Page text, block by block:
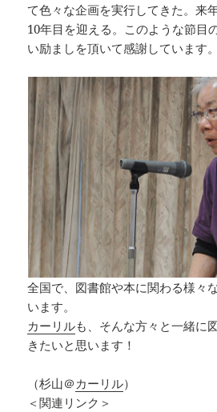
て色々な企画を実行してきた。来
10年目を迎える。このような節目
い励ましを頂いて感謝しています
全国で、図書館や本に関わる様々
います。
カーリルも、そんな方々と一緒に
きたいと思います！
（杉山＠ カーリル）
＜関連リンク＞